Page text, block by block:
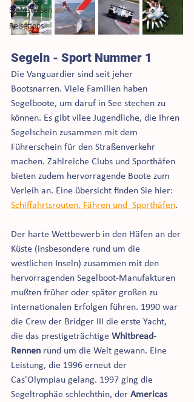
Staatswesen
Reisetipps
Segeln - Sport Nummer 1
Die Vanguardier sind seit jeher
Bootsnarren. Viele Familien haben
Segelboote, um daruf in See stechen zu
können. Es gibt vilee Jugendliche, die Ihren
Segelschein zusammen mit dem
Führerschein für den Straßenverkehr
machen. Zahlreiche Clubs und Sporthäfen
bieten zudem hervorragende Boote zum
Verleih an. Eine übersicht finden Sie hier:
Schiffahrtsrouten, Fähren und  Sporthäfen.
Der harte Wettbewerb in den Häfen an der
Küste (insbesondere rund um die
westlichen Inseln) zusammen mit den
hervorragenden Segelboot-Manufakturen
mußten früher oder später großen zu
internationalen Erfolgen führen. 1990 war
die Crew der Bridger III die erste Yacht,
die das prestigeträchtige Whitbread-
Rennen rund um die Welt gewann. Eine
Leistung, die 1996 erneut der
Cas'Olympiau gelang. 1997 ging die
Segeltrophäe schlechthin, der Americas